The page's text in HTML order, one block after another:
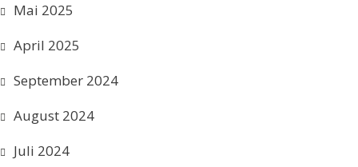
Mai 2025
April 2025
September 2024
August 2024
Juli 2024